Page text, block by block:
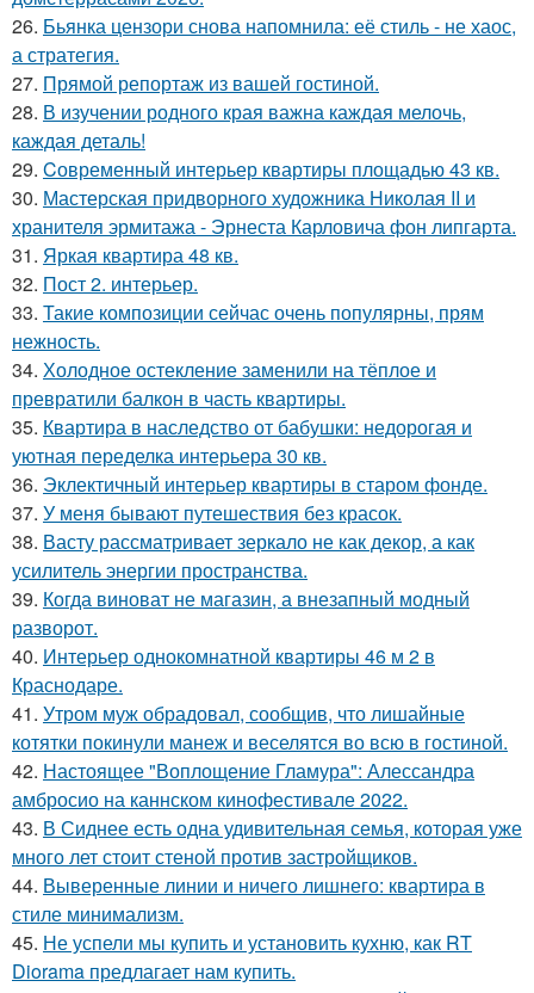
26. Бьянка цензори снова напомнила: её стиль - не хаос,
а стратегия.
27. Прямой репортаж из вашей гостиной.
28. В изучении родного края важна каждая мелочь,
каждая деталь!
29. Cовременный интерьер квартиры площадью 43 кв.
30. Мастерская придворного художника Николая II и
хранителя эрмитажа - Эрнеста Карловича фон липгарта.
31. Яркая квартира 48 кв.
32. Пост 2. интерьер.
33. Такие композиции сейчас очень популярны, прям
нежность.
34. Холодное остекление заменили на тёплое и
превратили балкон в часть квартиры.
35. Квартира в наследство от бабушки: недорогая и
уютная переделка интерьера 30 кв.
36. Эклектичный интерьер квартиры в старом фонде.
37. У меня бывают путешествия без красок.
38. Васту рассматривает зеркало не как декор, а как
усилитель энергии пространства.
39. Когда виноват не магазин, а внезапный модный
разворот.
40. Интерьер однокомнатной квартиры 46 м 2 в
Краснодаре.
41. Утром муж обрадовал, сообщив, что лишайные
котятки покинули манеж и веселятся во всю в гостиной.
42. Настоящее "Воплощение Гламура": Алессандра
амбросио на каннском кинофестивале 2022.
43. В Сиднее есть одна удивительная семья, которая уже
много лет стоит стеной против застройщиков.
44. Выверенные линии и ничего лишнего: квартира в
стиле минимализм.
45. Не успели мы купить и установить кухню, как RT
Diorama предлагает нам купить.